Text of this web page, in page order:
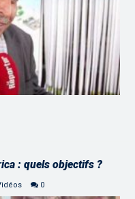
: quels objectifs ?
0